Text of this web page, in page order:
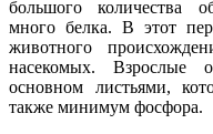
большого количества
много белка. В этот
животного
насекомых. Взрослые
основном листьями,
также минимум фосфора.